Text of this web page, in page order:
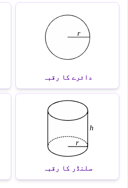
دائرے کا رقبہ
سلنڈر کا رقبہ